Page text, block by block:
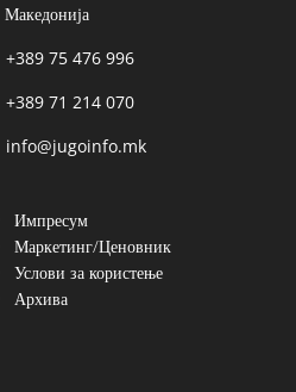
Македонија
+389 75 476 996
+389 71 214 070
info@jugoinfo.mk
Импресум
Маркетинг/Ценовник
Услови за користење
Архива